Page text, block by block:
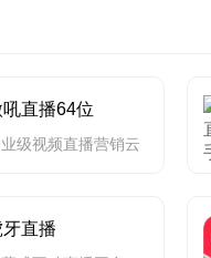
吼直播64位
级视频直播营销云
牙直播